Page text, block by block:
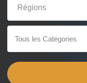
Tous les Catégories